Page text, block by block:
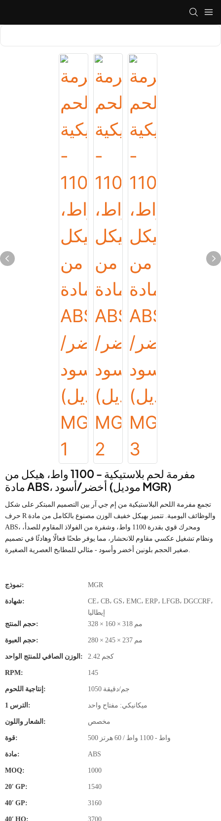
مفرمة لحم بلاستيكية - 1100 واط، هيكل من
مادة ABS، أخضر/أسود (موديل MGR)
تجمع مفرمة اللحم البلاستيكية من إم جي آر بين التصميم المبتكر على شكل
حرف R والوظائف اليومية. تتميز بهيكل خفيف الوزن مصنوع بالكامل من مادة
ABS، ومحرك قوي بقدرة 1100 واط، وشفرة من الفولاذ المقاوم للصدأ،
ونظام تشغيل عكسي مقاوم للانحشار، مما يوفر طحنًا فعالًا وهادئًا في تصميم
نموذج: MGR
شهادة:
CE، CB، GS، EMC، ERP، LFGB، DGCCRF،
إيطاليا
حجم المنتج:
328 × 160 × 318 مم
حجم العبوة: 280 × 245 × 237 مم
الوزن الصافي للمنتج الواحد: 2.42 كجم
RPM: 145
إنتاجية اللحوم: 1050 جم/دقيقة
الترس 1: ميكانيكي: مفتاح واحد
الشعار واللون: مخصص
قوة: 500 واط - 1100 واط / 60 هرتز
مادة: ABS
MOQ: 1000
20′ GP: 1540
40′ GP: 3160
40′ HQ: 3700